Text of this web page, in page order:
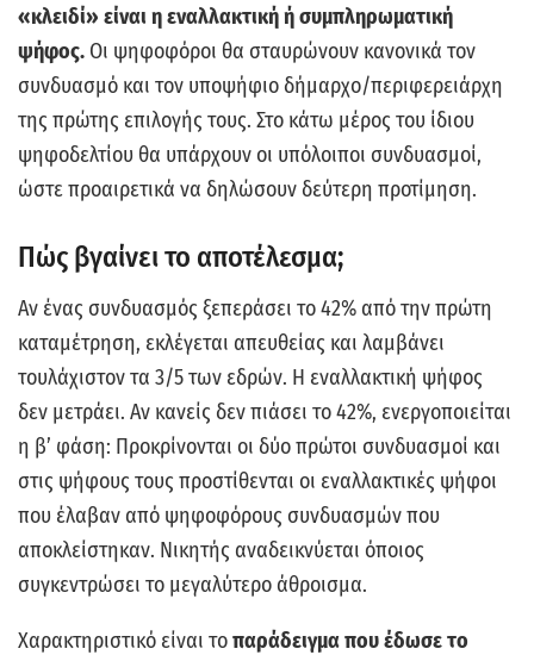
«κλειδί» είναι ηεναλλακτική ή συμπληρωματική
ψήφος. Οι ψηφοφόροι θα σταυρώνουν κανονικά τον
συνδυασμό και τον υποψήφιο δήμαρχο/περιφερειάρχη
της πρώτης επιλογής τους. Στο κάτω μέρος του ίδιου
ψηφοδελτίου θα υπάρχουν οι υπόλοιποι συνδυασμοί,
ώστε προαιρετικά να δηλώσουν δεύτερη προτίμηση.
Πώς βγαίνει το αποτέλεσμα;
Αν ένας συνδυασμός ξεπεράσει το42% από την πρώτη
καταμέτρηση, εκλέγεται απευθείας και λαμβάνει
τουλάχιστον τα 3/5 των εδρών. Η εναλλακτική ψήφος
δεν μετράει. Αν κανείς δεν πιάσει το 42%, ενεργοποιείται
η β’ φάση: Προκρίνονται οι δύο πρώτοι συνδυασμοί και
στις ψήφους τους προστίθενται οι εναλλακτικές ψήφοι
που έλαβαν από ψηφοφόρους συνδυασμών που
αποκλείστηκαν. Νικητής αναδεικνύεται όποιος
συγκεντρώσει το μεγαλύτερο άθροισμα.
Χαρακτηριστικό είναι τοπαράδειγμα που έδωσε το